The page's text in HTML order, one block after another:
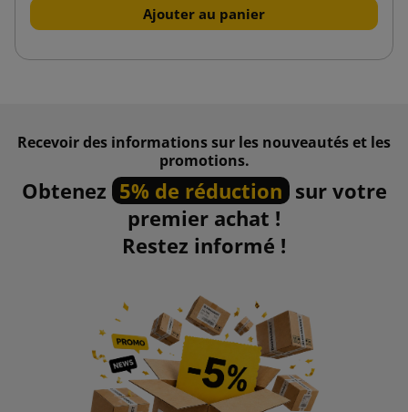
Ajouter au panier
Recevoir des informations sur les nouveautés et les
promotions.
Obtenez 5% de réduction sur votre
premier achat !
Restez informé !